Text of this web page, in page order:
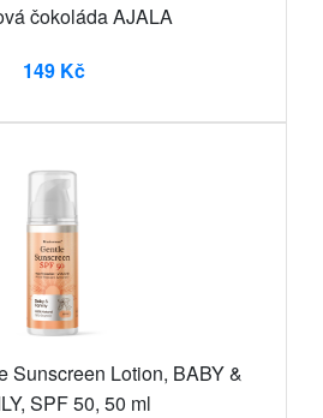
čokoláda AJALA
149 Kč
Sunscreen Lotion, BABY &
SPF 50, 50 ml